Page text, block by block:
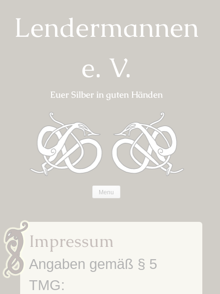
contentLendermannen
e. V.
Euer Silber in guten Händen
Menu
Impressum
Angaben gemäß § 5
TMG: